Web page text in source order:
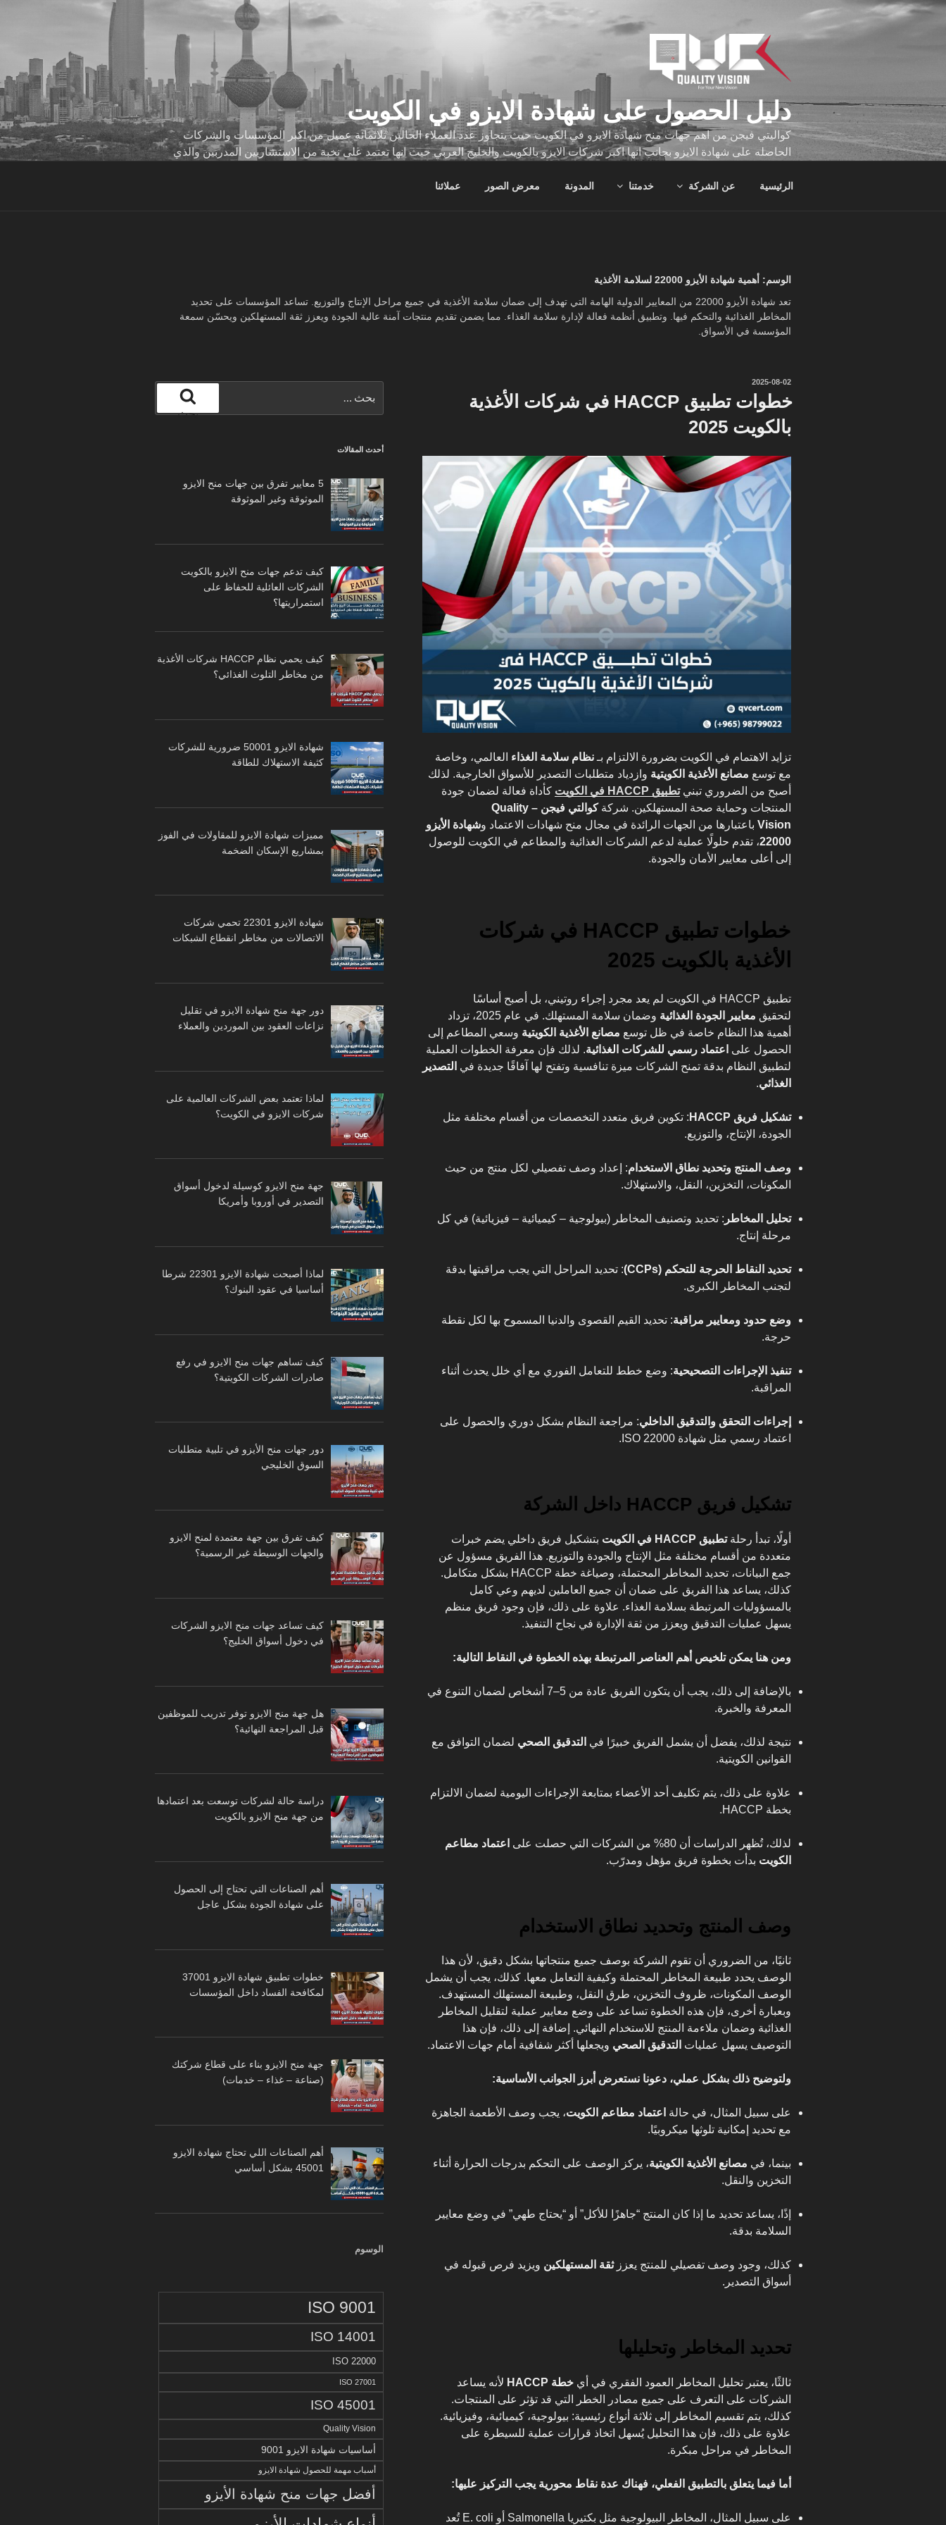
التجاوز
دليل الحصول على شهادة الايزو في الكويت
كواليتي فيجن من اهم جهات منح شهادة الايزو في الكويت حيث يتجاوز عدد العملاء الحالين ثلاثمائة عميل من اكبر المؤسسات والشركات
الحاصله على شهادة الايزو بجانب انها اكبر شركات الايزو بالكويت والخليج العربي حيث انها تعتمد على نخبة من الاستشاريين المدربين والذي
الرئيسية عن الشركة خدمتنا المدونة معرض الصور عملائنا
الوسم: أهمية شهادة الأيزو 22000 لسلامة الأغذية
تعد شهادة الأيزو 22000 من المعايير الدولية الهامة التي تهدف إلى ضمان سلامة الأغذية في جميع مراحل الإنتاج والتوزيع. تساعد المؤسسات على تحديد
المخاطر الغذائية والتحكم فيها. وتطبيق أنظمة فعالة لإدارة سلامة الغذاء. مما يضمن تقديم منتجات آمنة عالية الجودة ويعزز ثقة المستهلكين ويحسّن سمعة
المؤسسة في الأسواق.
نُشر
2025-08-02
خطوات تطبيق HACCP في شركات الأغذية
بالكويت 2025
تزايد الاهتمام في الكويت بضرورة الالتزام بـ نظام سلامة الغذاء العالمي، وخاصة
مع توسع مصانع الأغذية الكويتية وازدياد متطلبات التصدير للأسواق الخارجية. لذلك
أصبح من الضروري تبنيتطبيق HACCP في الكويت
كأداة فعالة لضمان جودة
المنتجات وحماية صحة المستهلكين. شركة
كوالتي فيجن – Quality
Vision باعتبارها من الجهات الرائدة في مجال منح شهادات الاعتماد وشهادة الأيزو
22000، تقدم حلولًا عملية لدعم الشركات الغذائية والمطاعم في الكويت للوصول
إلى أعلى معايير الأمان والجودة.
خطوات تطبيق HACCP في شركات
الأغذية بالكويت 2025
تطبيق HACCP في الكويت لم يعد مجرد إجراء روتيني، بل أصبح أساسًا
لتحقيق معايير الجودة الغذائية
وضمان سلامة المستهلك. في عام 2025، تزداد
أهمية هذا النظام خاصة في ظل توسع مصانع الأغذية الكويتية وسعي المطاعم إلى
الحصول على اعتماد رسمي للشركات الغذائية. لذلك فإن معرفة الخطوات العملية
لتطبيق النظام بدقة تمنح الشركات ميزة تنافسية وتفتح لها آفاقًا جديدة في التصدير
الغذائي.
تشكيل فريق HACCP
: تكوين فريق متعدد التخصصات من أقسام مختلفة مثل
الجودة، الإنتاج، والتوزيع.
وصف المنتج وتحديد نطاق الاستخدام: إعداد وصف تفصيلي لكل منتج من حيث
المكونات، التخزين، النقل، والاستهلاك.
تحليل المخاطر : تحديد وتصنيف المخاطر (بيولوجية – كيميائية – فيزيائية) في كل
مرحلة إنتاج.
تحديد النقاط الحرجة للتحكم (CCPs)
: تحديد المراحل التي يجب مراقبتها بدقة
لتجنب المخاطر الكبرى.
وضع حدود ومعايير مراقبة: تحديد القيم القصوى والدنيا المسموح بها لكل نقطة
حرجة.
تنفيذ الإجراءات التصحيحية: وضع خطط للتعامل الفوري مع أي خلل يحدث أثناء
المراقبة.
إجراءات التحقق والتدقيق الداخلي: مراجعة النظام بشكل دوري والحصول على
اعتماد رسمي مثل شهادة ISO 22000.
تشكيل فريق HACCP داخل الشركة
أولًا، تبدأ رحلةتطبيق HACCP في الكويت
بتشكيل فريق داخلي يضم خبرات
متعددة من أقسام مختلفة مثل الإنتاج والجودة والتوزيع. هذا الفريق مسؤول عن
جمع البيانات، تحديد المخاطر المحتملة، وصياغة خطة HACCP بشكل متكامل.
كذلك، يساعد هذا الفريق على ضمان أن جميع العاملين لديهم وعي كامل
بالمسؤوليات المرتبطة بسلامة الغذاء. علاوة على ذلك، فإن وجود فريق منظم
يسهل عمليات التدقيق ويعزز من ثقة الإدارة في نجاح التنفيذ.
ومن هنا يمكن تلخيص أهم العناصر المرتبطة بهذه الخطوة في النقاط التالية:
بالإضافة إلى ذلك، يجب أن يتكون الفريق عادة من 5–7 أشخاص لضمان التنوع في
المعرفة والخبرة.
نتيجة لذلك، يفضل أن يشمل الفريق خبيرًا في التدقيق الصحي لضمان التوافق مع
القوانين الكويتية.
علاوة على ذلك، يتم تكليف أحد الأعضاء بمتابعة الإجراءات اليومية لضمان الالتزام
بخطة HACCP.
لذلك، تُظهر الدراسات أن 80% من الشركات التي حصلت على
اعتماد مطاعم
الكويت بدأت بخطوة فريق مؤهل ومدرّب.
وصف المنتج وتحديد نطاق الاستخدام
ثانيًا، من الضروري أن تقوم الشركة بوصف جميع منتجاتها بشكل دقيق، لأن هذا
الوصف يحدد طبيعة المخاطر المحتملة وكيفية التعامل معها. كذلك، يجب أن يشمل
الوصف المكونات، ظروف التخزين، طرق النقل، وطبيعة المستهلك المستهدف.
وبعبارة أخرى، فإن هذه الخطوة تساعد على وضع معايير عملية لتقليل المخاطر
الغذائية وضمان ملاءمة المنتج للاستخدام النهائي. إضافة إلى ذلك، فإن هذا
التوصيف يسهل عمليات التدقيق الصحي ويجعلها أكثر شفافية أمام جهات الاعتماد.
ولتوضيح ذلك بشكل عملي، دعونا نستعرض أبرز الجوانب الأساسية:
على سبيل المثال، في حالة اعتماد مطاعم الكويت، يجب وصف الأطعمة الجاهزة
مع تحديد إمكانية تلوثها ميكروبيًا.
بينما، في مصانع الأغذية الكويتية، يركز الوصف على التحكم بدرجات الحرارة أثناء
التخزين والنقل.
إذًا، يساعد تحديد ما إذا كان المنتج “جاهزًا للأكل” أو “يحتاج طهي” في وضع معايير
السلامة بدقة.
كذلك، وجود وصف تفصيلي للمنتج يعززثقة المستهلكين ويزيد فرص قبوله في
أسواق التصدير.
تحديد المخاطر وتحليلها
ثالثًا، يعتبر تحليل المخاطر العمود الفقري في أي خطة HACCP
لأنه يساعد
الشركات على التعرف على جميع مصادر الخطر التي قد تؤثر على المنتجات.
كذلك، يتم تقسيم المخاطر إلى ثلاثة أنواع رئيسية: بيولوجية، كيميائية، وفيزيائية.
علاوة على ذلك، فإن هذا التحليل يُسهل اتخاذ قرارات عملية للسيطرة على
المخاطر في مراحل مبكرة.
أما فيما يتعلق بالتطبيق الفعلي، فهناك عدة نقاط محورية يجب التركيز عليها:
على سبيل المثال، المخاطر البيولوجية مثل بكتيريا Salmonella أو E. coli تُعد
عن:
بحث
أحدث المقالات
5 معايير تفرق بين جهات منح الايزو
الموثوقة وغير الموثوقة
كيف تدعم جهات منح الايزو بالكويت
الشركات العائلية للحفاظ على
استمراريتها؟
كيف يحمي نظام HACCP شركات الأغذية
من مخاطر التلوث الغذائي؟
شهادة الايزو 50001 ضرورية للشركات
كثيفة الاستهلاك للطاقة
مميزات شهادة الايزو للمقاولات في الفوز
بمشاريع الإسكان الضخمة
شهادة الايزو 22301 تحمي شركات
الاتصالات من مخاطر انقطاع الشبكات
دور جهة منح شهادة الايزو في تقليل
نزاعات العقود بين الموردين والعملاء
لماذا تعتمد بعض الشركات العالمية على
شركات الايزو في الكويت؟
جهة منح الايزو كوسيلة لدخول أسواق
التصدير في أوروبا وأمريكا
لماذا أصبحت شهادة الايزو 22301 شرطا
أساسيا في عقود البنوك؟
كيف تساهم جهات منح الايزو في رفع
صادرات الشركات الكويتية؟
دور جهات منح الأيزو في تلبية متطلبات
السوق الخليجي
كيف تفرق بين جهة معتمدة لمنح الايزو
والجهات الوسيطة غير الرسمية؟
كيف تساعد جهات منح الايزو الشركات
في دخول أسواق الخليج؟
هل جهة منح الايزو توفر تدريب للموظفين
قبل المراجعة النهائية؟
دراسة حالة لشركات توسعت بعد اعتمادها
من جهة منح الايزو بالكويت
أهم الصناعات التي تحتاج إلى الحصول
على شهادة الجودة بشكل عاجل
خطوات تطبيق شهادة الايزو 37001
لمكافحة الفساد داخل المؤسسات
جهة منح الايزو بناء على قطاع شركتك
(صناعة – غذاء – خدمات)
أهم الصناعات اللي تحتاج شهادة الايزو
45001 بشكل أساسي
الوسوم
ISO 9001
ISO 14001
ISO 22000
ISO 27001
ISO 45001
Quality Vision
أساسيات شهادة الايزو 9001
أسباب مهمة للحصول شهادة الايزو
أفضل جهات منح شهادة الأيزو